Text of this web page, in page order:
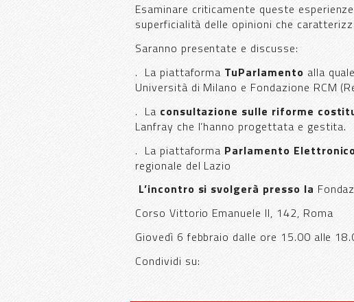
Esaminare criticamente queste
superficialità delle opinioni che
Saranno presentate e discusse:
. La piattaforma TuParlamento alla
Università di Milano e Fondazione RCM
. La consultazione sulle riforme
Lanfray che l’hanno progettata e gestita.
. La piattaforma Parlamento
regionale del Lazio
L’incontro si svolgerà presso la
Corso Vittorio Emanuele II, 142, Roma
Giovedì 6 febbraio dalle ore 15.00 alle
Condividi su: